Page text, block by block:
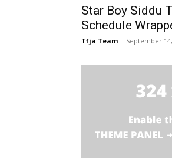
Star Boy Siddu
Schedule
Tfja Team - September